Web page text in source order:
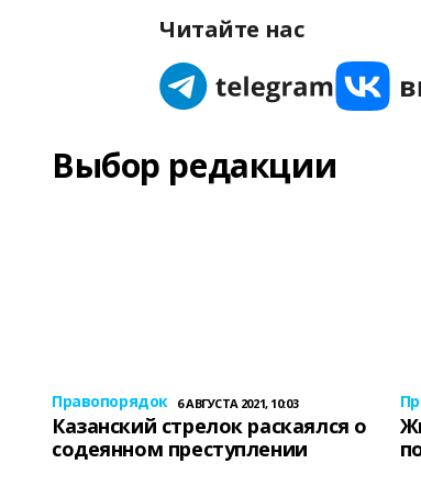
Читайте нас
Выбор редакции
Правопорядок 6 АВГУСТА 2021, 10:03
Казанский стрелок раскаялся о
содеянном преступлении